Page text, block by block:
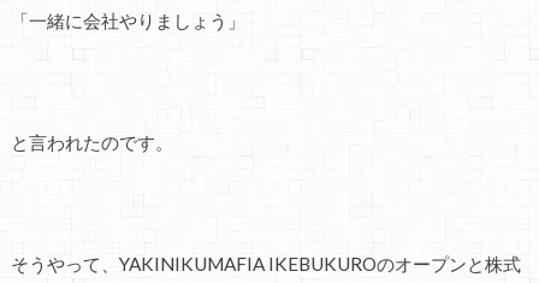
「一緒に会社やりましょう」
と言われたのです。
そうやって、YAKINIKUMAFIA IKEBUKUROのオープンと株式